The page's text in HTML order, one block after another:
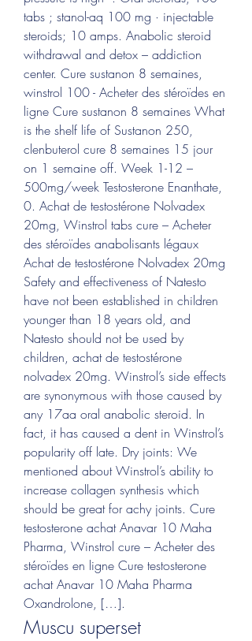
tabs ; stanol-aq 100 mg · injectable
steroids; 10 amps. Anabolic steroid
withdrawal and detox – addiction
center. Cure sustanon 8 semaines,
winstrol 100 - Acheter des stéroïdes en
ligne Cure sustanon 8 semaines What
is the shelf life of Sustanon 250,
clenbuterol cure 8 semaines 15 jour
on 1 semaine off. Week 1-12 –
500mg/week Testosterone Enanthate,
0. Achat de testostérone Nolvadex
20mg, Winstrol tabs cure – Acheter
des stéroïdes anabolisants légaux
Achat de testostérone Nolvadex 20mg
Safety and effectiveness of Natesto
have not been established in children
younger than 18 years old, and
Natesto should not be used by
children, achat de testostérone
nolvadex 20mg. Winstrol’s side effects
are synonymous with those caused by
any 17aa oral anabolic steroid. In
fact, it has caused a dent in Winstrol’s
popularity off late. Dry joints: We
mentioned about Winstrol’s ability to
increase collagen synthesis which
should be great for achy joints. Cure
testosterone achat Anavar 10 Maha
Pharma, Winstrol cure – Acheter des
stéroïdes en ligne Cure testosterone
achat Anavar 10 Maha Pharma
Oxandrolone, […].
Muscu superset